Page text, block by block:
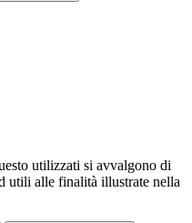
utilizzati si avvalgono di
utili alle finalità illustrate nella